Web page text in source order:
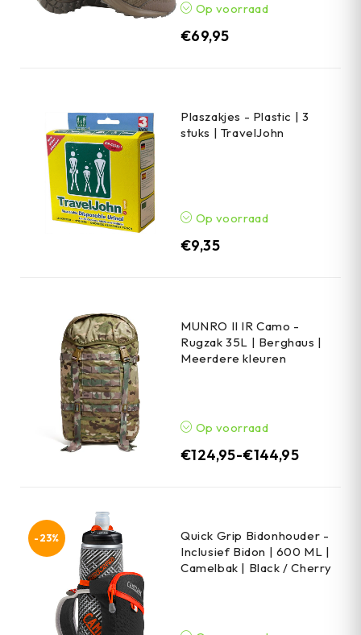
Op voorraad
€69,95
Plaszakjes - Plastic | 3
stuks | TravelJohn
Op voorraad
€9,35
MUNRO II IR Camo -
Rugzak 35L | Berghaus |
Meerdere kleuren
Op voorraad
€124,95-€144,95
-23%
Quick Grip Bidonhouder -
Inclusief Bidon | 600 ML |
Camelbak | Black / Cherry